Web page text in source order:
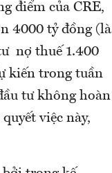
điểm của CRE,
4000 tỷ đồng (là
nợ thuế 1.400
kiến trong tuần
tư không hoàn
việc này,